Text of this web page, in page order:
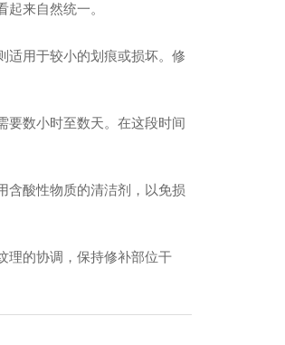
来自然统一。
适用于较小的划痕或损坏。修
要数小时至数天。在这段时间
含酸性物质的清洁剂，以免损
理的协调，保持修补部位干